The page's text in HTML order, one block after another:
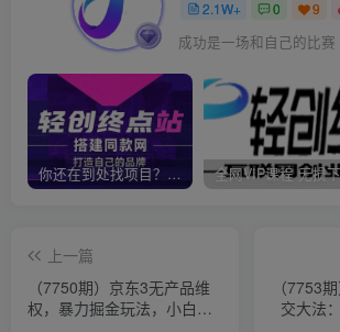
2.1W+ 0 9
成功是一场和自己的比赛
你还在到处找项目？还在当韭菜？我靠卖项目一个月收入5万+，曾经我也是个失败者。
上一篇
（7750期）京东3无产品维
权，暴力掘金玩法，小白月
（7753
交大法